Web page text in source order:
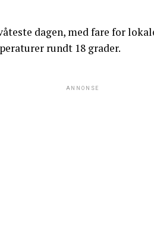
dagen, med fare for
rundt 18 grader.
ANNONSE